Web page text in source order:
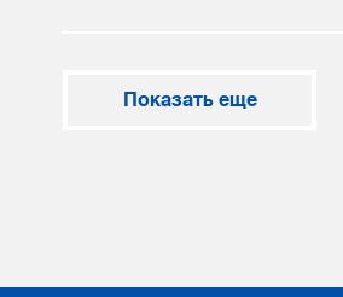
Показать еще